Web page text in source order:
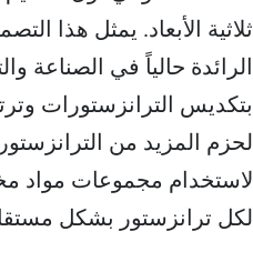
ثلاثية الأبعاد. يمثل هذا
بتكديس الترانزستورات
لحزم المزيد من
لاستخدام مجموعات مواد
لكل ترانزستور بشكل